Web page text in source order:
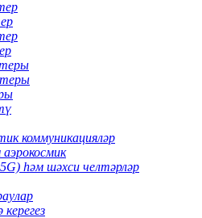
коммуникацияләр
һәм шәхси челтәрләр
керегез